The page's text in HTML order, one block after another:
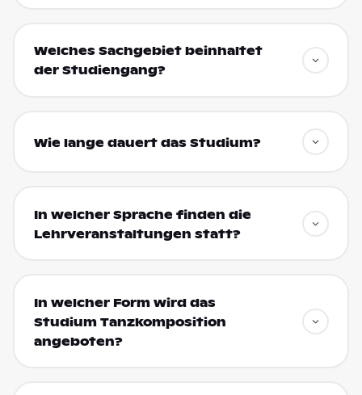
Welches Sachgebiet beinhaltet
der Studiengang?
Wie lange dauert das Studium?
In welcher Sprache finden die
Lehrveranstaltungen statt?
In welcher Form wird das
Studium Tanzkomposition
angeboten?